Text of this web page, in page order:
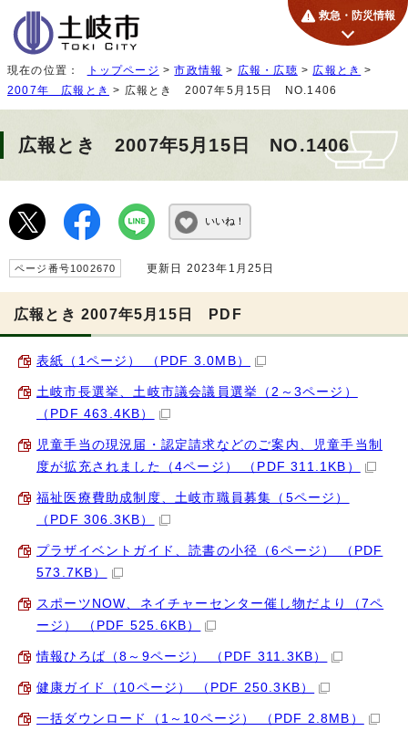
救急・防災情報
現在の位置： トップページ >市政情報 > 広報・広聴 > 広報とき >
2007年 広報とき > 広報とき 2007年5月15日 NO.1406
広報とき 2007年5月15日 NO.1406
いいね！
ページ番号1002670 更新日 2023年1月25日
広報とき 2007年5月15日 PDF
表紙（1ページ） （PDF 3.0MB）
土岐市長選挙、土岐市議会議員選挙（2～3ページ）
（PDF 463.4KB）
児童手当の現況届・認定請求などのご案内、児童手当制
度が拡充されました（4ページ） （PDF 311.1KB）
福祉医療費助成制度、土岐市職員募集（5ページ）
（PDF 306.3KB）
プラザイベントガイド、読書の小径（6ページ） （PDF
573.7KB）
スポーツNOW、ネイチャーセンター催し物だより（7ペ
ージ） （PDF 525.6KB）
情報ひろば（8～9ページ） （PDF 311.3KB）
健康ガイド（10ページ） （PDF 250.3KB）
一括ダウンロード（1～10ページ） （PDF 2.8MB）